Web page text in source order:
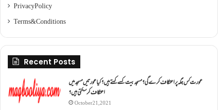
Privacy Policy
Terms & Conditions
Recent Posts
عورت کس جگہ پر اعتکاف کرے گی؟مسجد بیت کسے کہتے ہیں؟کیا عورتیں مسجد میں
اعتکاف کر سکتی ہیں؟
October 21, 2021